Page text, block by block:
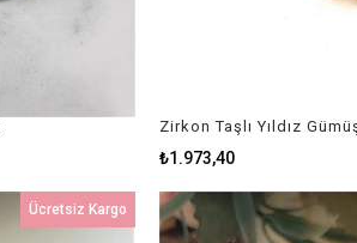
Zirkon Taşlı Yıldız
₺1.973,40
Ücretsiz Kargo